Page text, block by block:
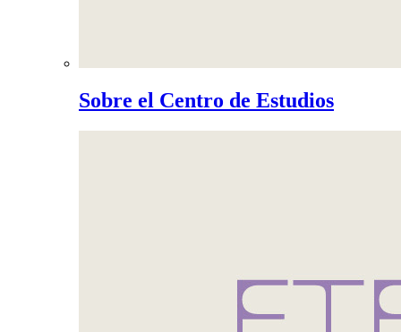
Sobre el Centro de Estudios